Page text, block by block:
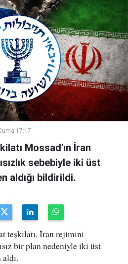
17:17
Mossad'ın İran
sebebiyle iki üst
aldığı bildirildi.
teşkilatı, İran rejimini
bir plan nedeniyle iki üst